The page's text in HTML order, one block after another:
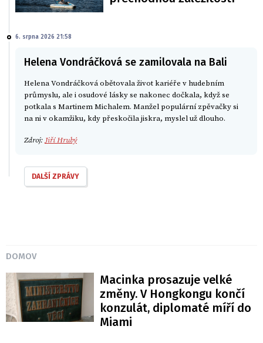
6. srpna 2026 21:58
Helena Vondráčková se zamilovala na Bali
Helena Vondráčková obětovala život kariéře v hudebním
průmyslu, ale i osudové lásky se nakonec dočkala, když se
potkala s Martinem Michalem. Manžel populární zpěvačky si
na ni v okamžiku, kdy přeskočila jiskra, myslel už dlouho.
Zdroj: Jiří Hrubý
DALŠÍ ZPRÁVY
DOMOV
Macinka prosazuje velké
změny. V Hongkongu končí
konzulát, diplomaté míří do
Miami